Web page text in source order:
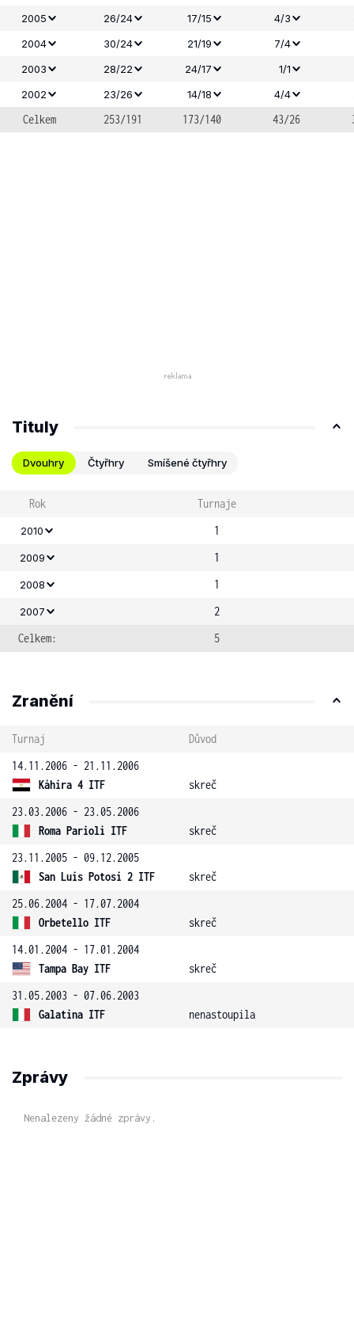
2005
26/24 17/15 4/3
2004
30/24 21/19
7/4
2003
28/22 24/17 1/1
2002
23/26 14/18 4/4
Celkem 253/191 173/140 43/26
Tituly
Dvouhry Čtyřhry Smíšené čtyřhry
Rok Turnaje
2010 1
2009 1
2008 1
2007
2
Celkem:
5
Zranění
Turnaj
Důvod
14.11.2006 - 21.11.2006
Káhira 4 ITF
skreč
23.03.2006 - 23.05.2006
Roma Parioli ITF
skreč
23.11.2005 - 09.12.2005
San Luis Potosi 2 ITF
skreč
25.06.2004 - 17.07.2004
Orbetello ITF
skreč
14.01.2004 - 17.01.2004
Tampa Bay ITF
skreč
31.05.2003 - 07.06.2003
Galatina ITF
nenastoupila
Zprávy
Nenalezeny žádné zprávy.